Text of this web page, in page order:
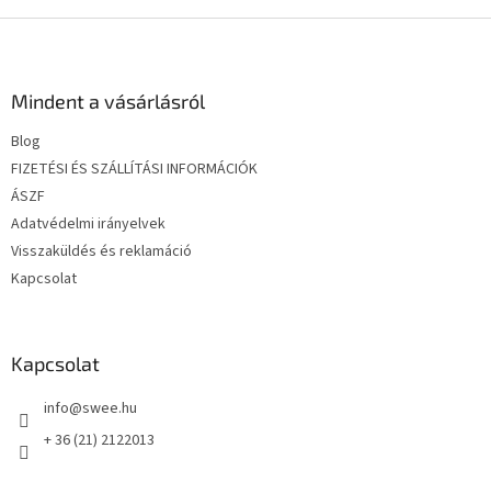
Mindent a vásárlásról
Blog
FIZETÉSI ÉS SZÁLLÍTÁSI INFORMÁCIÓK
ÁSZF
Adatvédelmi irányelvek
Visszaküldés és reklamáció
Kapcsolat
Kapcsolat
info@swee.hu
+ 36 (21) 2122013